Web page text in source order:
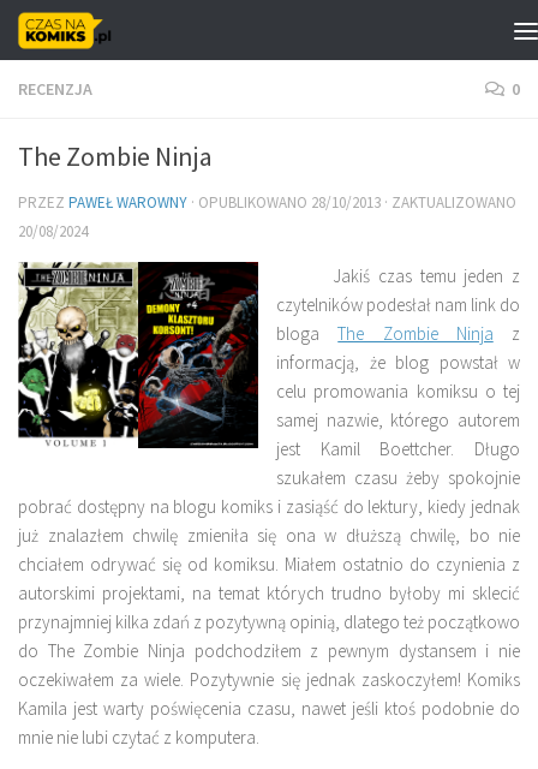
Skip to content
RECENZJA 0
The Zombie Ninja
PRZEZ PAWEŁ WAROWNY · OPUBLIKOWANO 28/10/2013 · ZAKTUALIZOWANO
20/08/2024
Jakiś czas temu jeden z
czytelników podesłał nam link do
blogaThe Zombie Ninja z
informacją, że blog powstał w
celu promowania komiksu o tej
samej nazwie, którego autorem
jest Kamil Boettcher. Długo
szukałem czasu żeby spokojnie
pobrać dostępny na blogu komiks i zasiąść do lektury, kiedy jednak
już znalazłem chwilę zmieniła się ona w dłuższą chwilę, bo nie
chciałem odrywać się od komiksu. Miałem ostatnio do czynienia z
autorskimi projektami, na temat których trudno byłoby mi sklecić
przynajmniej kilka zdań z pozytywną opinią, dlatego też początkowo
do The Zombie Ninja podchodziłem z pewnym dystansem i nie
oczekiwałem za wiele. Pozytywnie się jednak zaskoczyłem! Komiks
Kamila jest warty poświęcenia czasu, nawet jeśli ktoś podobnie do
mnie nie lubi czytać z komputera.